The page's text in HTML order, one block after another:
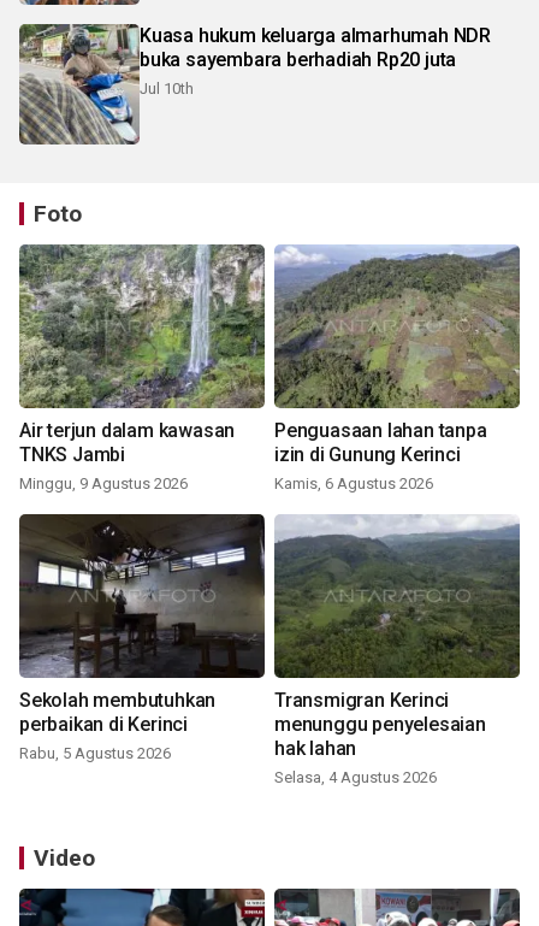
Kuasa hukum keluarga almarhumah NDR
buka sayembara berhadiah Rp20 juta
Jul 10th
Foto
Air terjun dalam kawasan
TNKS Jambi
Minggu, 9 Agustus 2026
Penguasaan lahan tanpa
izin di Gunung Kerinci
Kamis, 6 Agustus 2026
Sekolah membutuhkan
perbaikan di Kerinci
Rabu, 5 Agustus 2026
Transmigran Kerinci
menunggu penyelesaian
hak lahan
Selasa, 4 Agustus 2026
Video